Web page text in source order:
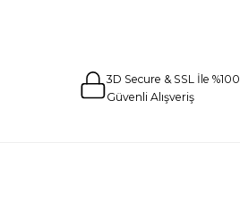
3D Secure & SSL İle %100
Güvenli Alışveriş